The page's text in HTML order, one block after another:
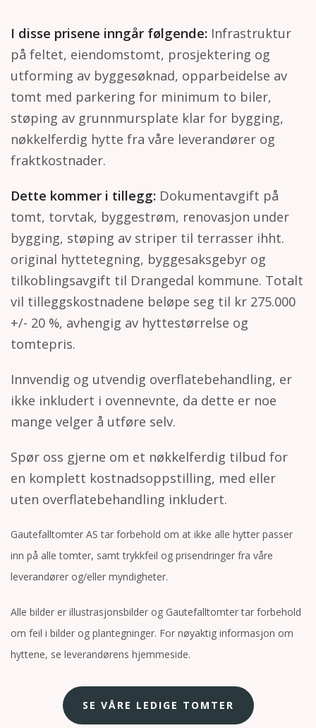
I disse prisene inngår følgende: Infrastruktur
på feltet, eiendomstomt, prosjektering og
utforming av byggesøknad, opparbeidelse av
tomt med parkering for minimum to biler,
støping av grunnmursplate klar for bygging,
nøkkelferdig hytte fra våre leverandører og
fraktkostnader.
Dette kommer i tillegg: Dokumentavgift på
tomt, torvtak, byggestrøm, renovasjon under
bygging, støping av striper til terrasser ihht.
original hyttetegning, byggesaksgebyr og
tilkoblingsavgift til Drangedal kommune. Totalt
vil tilleggskostnadene beløpe seg til kr 275.000
+/- 20 %, avhengig av hyttestørrelse og
tomtepris.
Innvendig og utvendig overflatebehandling, er
ikke inkludert i ovennevnte, da dette er noe
mange velger å utføre selv.
Spør oss gjerne om et nøkkelferdig tilbud for
en komplett kostnadsoppstilling, med eller
uten overflatebehandling inkludert.
Gautefalltomter AS tar forbehold om at ikke alle hytter passer
inn på alle tomter, samt trykkfeil og prisendringer fra våre
leverandører og/eller myndigheter.
Alle bilder er illustrasjonsbilder og Gautefalltomter tar forbehold
om feil i bilder og plantegninger. For nøyaktig informasjon om
hyttene, se leverandørens hjemmeside.
SE VÅRE LEDIGE TOMTER